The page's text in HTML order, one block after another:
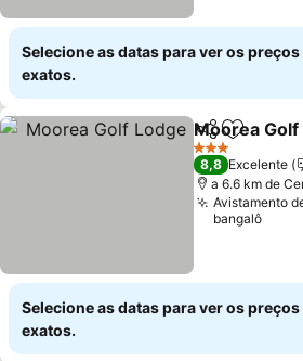
Selecione as datas para ver os preços
exatos.
Partilhar
Moorea Golf
3 Estrelas
8,8 Excelente
a 6.6 km de
Avistamento
bangalô
Selecione as datas para ver os preços
exatos.